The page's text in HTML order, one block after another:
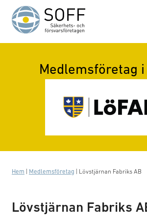
Hoppa till innehåll
Medlemsföretag i
Hem Medlemsföretag Lövstjärnan Fabriks AB
Lövstjärnan Fabriks